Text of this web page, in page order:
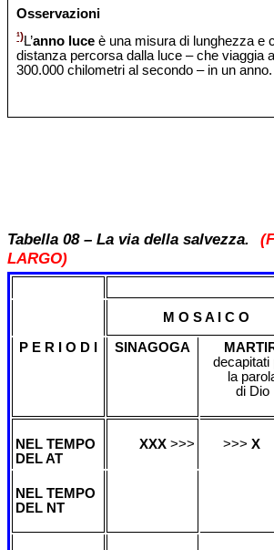
Osservazioni
¹)L’anno luce è una misura di lunghezza e
distanza percorsa dalla luce – che viaggia
300.000 chilometri al secondo – in un anno.
Tabella 08 – La via della salvezza.
LARGO)
M O S A I C O
P E R I O D I SINAGOGA
decapitati
la
di Dio
NEL TEMPO
DEL AT
XXX >>> >>> X
NEL TEMPO
DEL NT